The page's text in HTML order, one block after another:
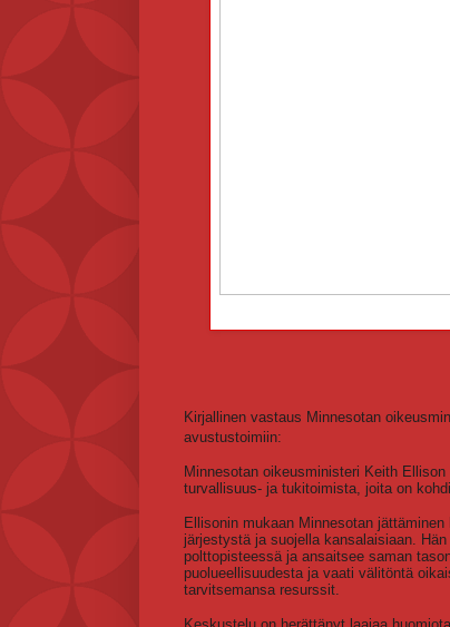
Kirjallinen vastaus Minnesotan
avustustoimiin:
Minnesotan oikeusministeri Keith
turvallisuus- ja tukitoimista, joita on
Ellisonin mukaan Minnesotan
järjestystä ja suojella kansalaisiaan.
polttopisteessä ja ansaitsee saman
puolueellisuudesta ja vaati välitöntä
tarvitsemansa resurssit.